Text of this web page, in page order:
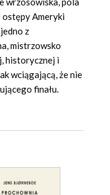
ostępy Ameryki
z
mistrzowsko
historycznej i
wciągającą, że nie
finału.